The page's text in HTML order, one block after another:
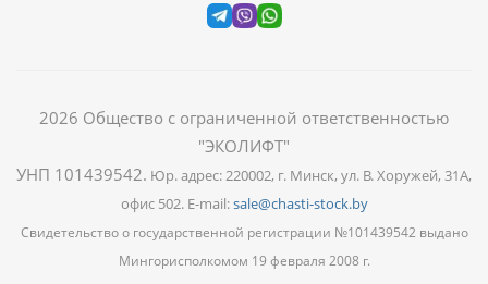
2026 Общество с ограниченной ответственностью
"ЭКОЛИФТ"
УНП 101439542. Юр. адрес: 220002, г. Минск, ул. В. Хоружей, 31А,
офис 502. E-mail:sale@chasti-stock.by
Свидетельство о государственной регистрации №101439542 выдано
Мингорисполкомом 19 февраля 2008 г.